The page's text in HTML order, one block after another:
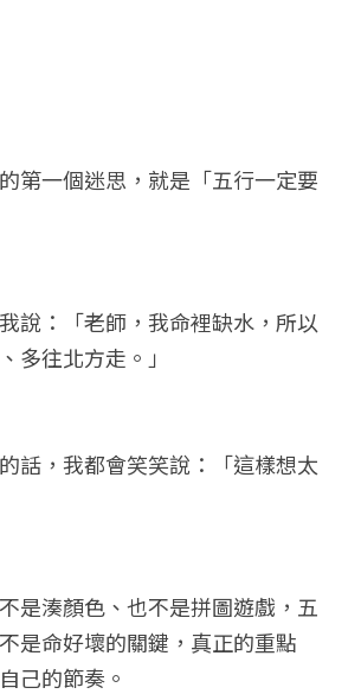
階班
3
學八字推理
第一個迷思，就是「五行一定要
說：「老師，我命裡缺水，所以
多往北方走。」
話，我都會笑笑說：「這樣想太
是湊顏色、也不是拼圖遊戲，五
是命好壞的關鍵，真正的重點
己的節奏。